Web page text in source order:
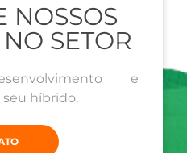
NOSSOS
SETOR
e
híbrido.